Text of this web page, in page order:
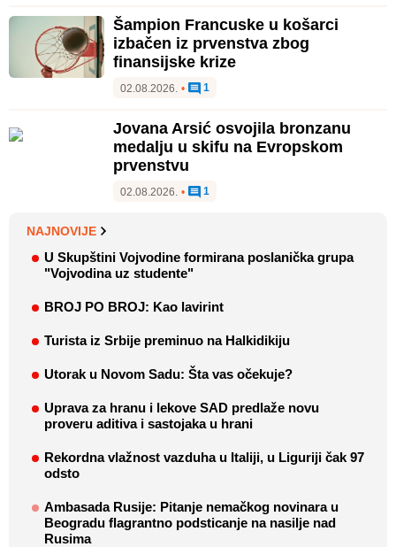
Šampion Francuske u košarci
izbačen iz prvenstva zbog
finansijske krize
02.08.2026. • 1
Jovana Arsić osvojila bronzanu
medalju u skifu na Evropskom
prvenstvu
02.08.2026. • 1
NAJNOVIJE
U Skupštini Vojvodine formirana poslanička grupa
"Vojvodina uz studente"
BROJ PO BROJ: Kao lavirint
Turista iz Srbije preminuo na Halkidikiju
Utorak u Novom Sadu: Šta vas očekuje?
Uprava za hranu i lekove SAD predlaže novu
proveru aditiva i sastojaka u hrani
Rekordna vlažnost vazduha u Italiji, u Liguriji čak 97
odsto
Ambasada Rusije: Pitanje nemačkog novinara u
Beogradu flagrantno podsticanje na nasilje nad
Rusima